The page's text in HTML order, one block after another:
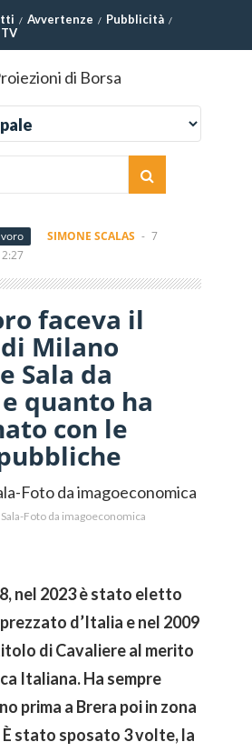
Avvertenze
Pubblicità
SIMONE SCALAS - 7
faceva il
Milano
Sala da
quanto ha
con le
Foto da imagoeconomica
nel 2023 è stato eletto
d’Italia e nel 2009
di Cavaliere al merito
Italiana. Ha sempre
prima a Brera poi in zona
stato sposato 3 volte, la